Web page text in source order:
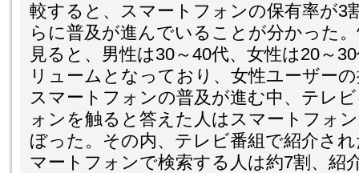
較すると、スマートフォンの保有率が3
らに普及が進んでいることが分かった
見ると、男性は30～40代、女性は20～
リュームとなっており、女性ユーザー
スマートフォンの普及が進む中、テレ
ォンを触ると答えた人はスマートフォ
ぼった。その内、テレビ番組で紹介さ
マートフォンで検索する人は約7割、紹